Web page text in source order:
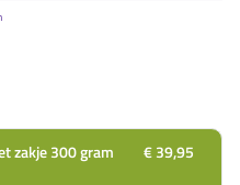
zakje 300 gram
€ 39,95